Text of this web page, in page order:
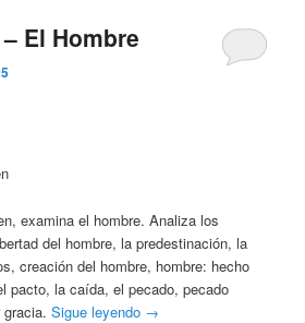
El Hombre
examina el hombre. Analiza los
del hombre, la predestinación, la
creación del hombre, hombre: hecho
pacto, la caída, el pecado, pecado
gracia.Sigue leyendo →